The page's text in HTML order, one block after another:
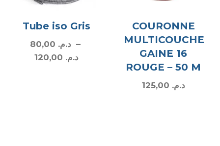
Tube iso Gris
د.م. –
د.م.
COURONNE
MULTICOUCHE
GAINE 16
ROUGE – 50 M
د.م.